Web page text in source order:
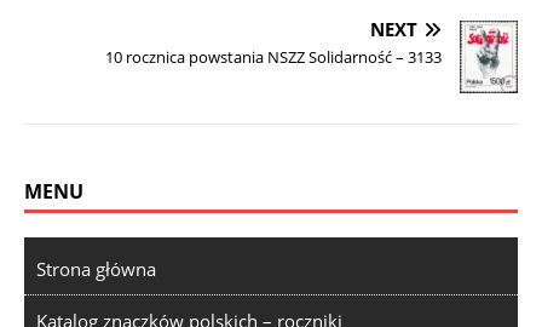
NEXT
10 rocznica powstania NSZZ Solidarność – 3133
MENU
Strona główna
Katalog znaczków polskich – roczniki